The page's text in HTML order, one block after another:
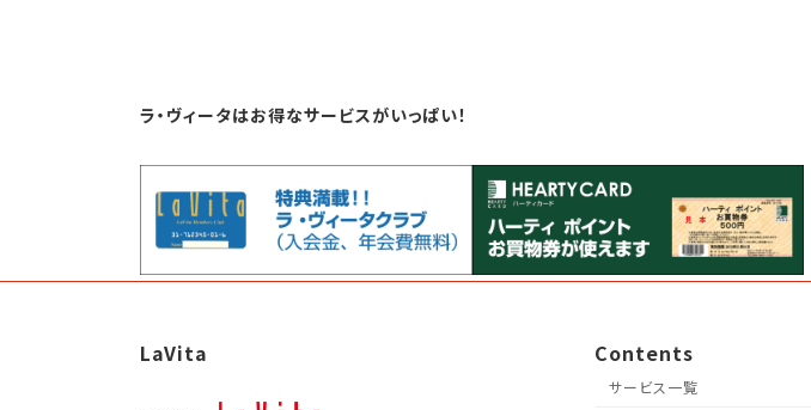
ラ・ヴィータはお得なサービスがいっぱい！
LaVita Contents
サービス一覧